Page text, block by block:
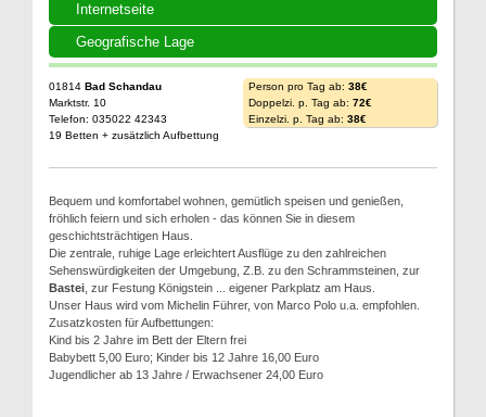
Internetseite
Geografische Lage
01814 Bad Schandau
Marktstr. 10
Telefon: 035022 42343
19 Betten + zusätzlich Aufbettung
Person pro Tag ab: 38€
Doppelzi. p. Tag ab: 72€
Einzelzi. p. Tag ab: 38€
Bequem und komfortabel wohnen, gemütlich speisen und genießen,
fröhlich feiern und sich erholen - das können Sie in diesem
geschichtsträchtigen Haus.
Die zentrale, ruhige Lage erleichtert Ausflüge zu den zahlreichen
Sehenswürdigkeiten der Umgebung, Z.B. zu den Schrammsteinen, zur
Bastei , zur Festung Königstein ... eigener Parkplatz am Haus.
Unser Haus wird vom Michelin Führer, von Marco Polo u.a. empfohlen.
Zusatzkosten für Aufbettungen:
Kind bis 2 Jahre im Bett der Eltern frei
Babybett 5,00 Euro; Kinder bis 12 Jahre 16,00 Euro
Jugendlicher ab 13 Jahre / Erwachsener 24,00 Euro